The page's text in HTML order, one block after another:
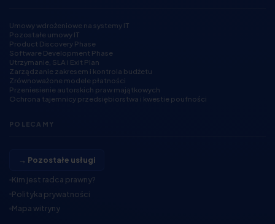
Umowy wdrożeniowe na systemy IT
Pozostałe umowy IT
Product Discovery Phase
Software Development Phase
Utrzymanie, SLA i Exit Plan
Zarządzanie zakresem i kontrola budżetu
Zrównoważone modele płatności
Przeniesienie autorskich praw majątkowych
Ochrona tajemnicy przedsiębiorstwa i kwestie poufności
POLECAMY
→ Pozostałe usługi
Kim jest radca prawny?
Polityka prywatności
Mapa witryny